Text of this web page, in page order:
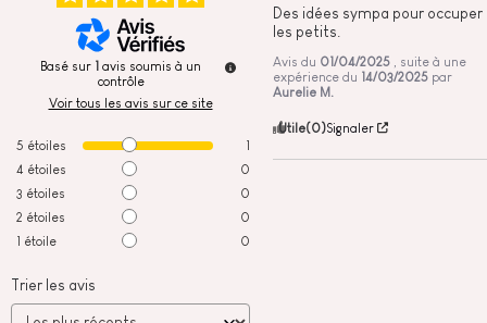
Basé sur 1 avis soumis à un
contrôle
Voir tous les avis sur ce site
5 étoiles
1
4 étoiles
0
3 étoiles
0
2 étoiles
0
1 étoile 0
Trier les avis
Des idées sympa pour occuper
les petits.
Avis du 01/04/2025
, suite à une
expérience du 14/03/2025 par
Aurelie M.
Utile(0)Signaler